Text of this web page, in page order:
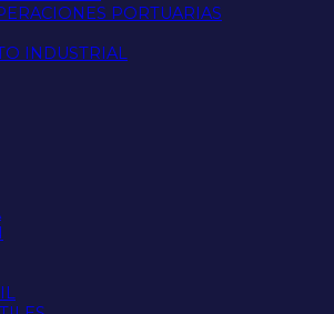
PORTUARIAS
INDUSTRIAL